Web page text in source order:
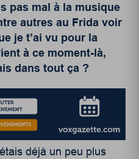
pas mal à la musique
autres au Frida voir
je t’ai vu pour la
à ce moment-là,
dans tout ça ?
déjà un peu plus